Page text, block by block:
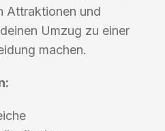
Attraktionen und
Umzug zu einer
machen.